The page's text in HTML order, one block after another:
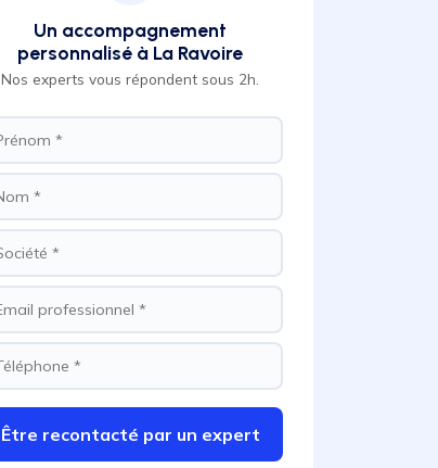
Un accompagnement
personnalisé à La Ravoire
Nos experts vous répondent sous 2h.
Être recontacté par un expert